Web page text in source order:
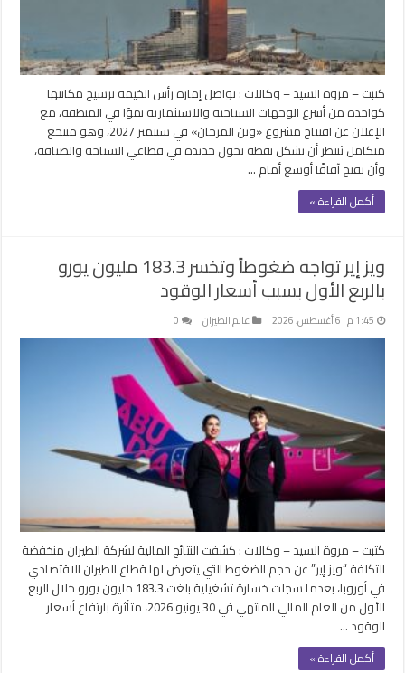
كتبت – مروة السيد – وكالات : تواصل إمارة رأس الخيمة ترسيخ مكانتها
كواحدة من أسرع الوجهات السياحية والاستثمارية نموًا في المنطقة، مع
الإعلان عن افتتاح مشروع «وين المرجان» في سبتمبر 2027، وهو منتجع
متكامل يُنتظر أن يشكل نقطة تحول جديدة في قطاعي السياحة والضيافة،
وأن يفتح آفاقًا أوسع أمام …
أكمل القراءة »
ويز إير تواجه ضغوطاً وتخسر 183.3 مليون يورو
بالربع الأول بسبب أسعار الوقود
1:45 م | 6 أغسطس، 2026 عالم الطيران 0
كتبت – مروة السيد – وكالات : كشفت النتائج المالية لشركة الطيران منخفضة
التكلفة “ويز إير” عن حجم الضغوط التي يتعرض لها قطاع الطيران الاقتصادي
في أوروبا، بعدما سجلت خسارة تشغيلية بلغت 183.3 مليون يورو خلال الربع
الأول من العام المالي المنتهي في 30 يونيو 2026، متأثرة بارتفاع أسعار
الوقود …
أكمل القراءة »